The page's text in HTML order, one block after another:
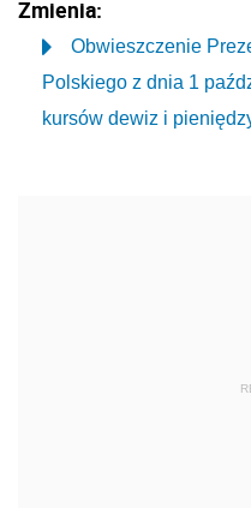
Zmienia:
Obwieszczenie
Polskiego z dnia 1
kursów dewiz i